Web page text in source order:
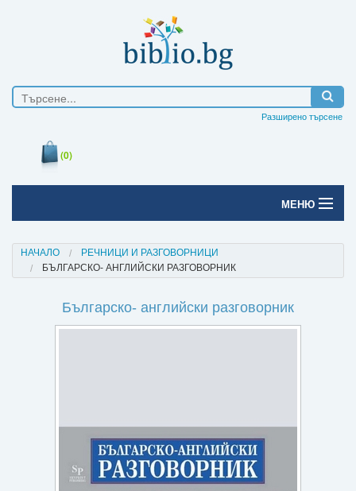
Разширено търсене
(0)
МЕНЮ
Печатни книги
Електронни книги
Промоции
НАЧАЛО
РЕЧНИЦИ И РАЗГОВОРНИЦИ
БЪЛГАРСКО- АНГЛИЙСКИ РАЗГОВОРНИК
Българско- английски разговорник